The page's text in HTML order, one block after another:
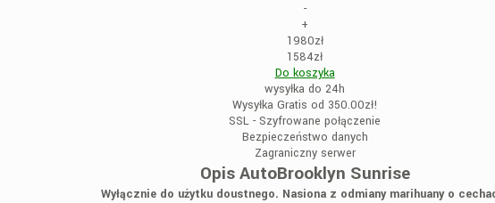
-
+
1980zł
1584zł
Do koszyka
wysyłka do 24h
Wysyłka Gratis od 350.00zł!
SSL - Szyfrowane połączenie
Bezpieczeństwo danych
Zagraniczny serwer
Opis AutoBrooklyn Sunrise
Wyłącznie do użytku doustnego. Nasiona z odmiany marihuany o